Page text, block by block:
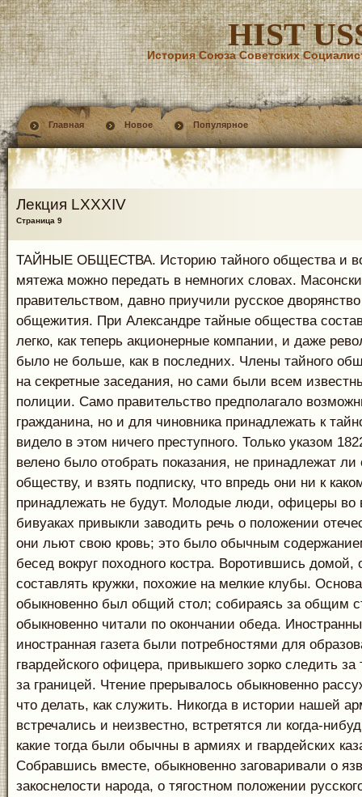
HIST
История Союза Советских
Главная Новое Популярное
Лекция LXXXIV
Страница 9
ТАЙНЫЕ ОБЩЕСТВА. Историю тайного общества и
мятежа можно передать в немногих словах.
правительством, давно приучили русское
общежития. При Александре тайные общества
легко, как теперь акционерные компании, и даже
было не больше, как в последних. Члены тайного
на секретные заседания, но сами были всем
полиции. Само правительство предполагало
гражданина, но и для чиновника принадлежать к
видело в этом ничего преступного. Только указом
велено было отобрать показания, не принадлежат ли
обществу, и взять подписку, что впредь они ни к
принадлежать не будут. Молодые люди, офицеры во
бивуаках привыкли заводить речь о положении
они льют свою кровь; это было обычным
бесед вокруг походного костра. Воротившись
составлять кружки, похожие на мелкие клубы.
обыкновенно был общий стол; собираясь за общим
обыкновенно читали по окончании обеда.
иностранная газета были потребностями для
гвардейского офицера, привыкшего зорко следить
за границей. Чтение прерывалось обыкновенно
что делать, как служить. Никогда в истории нашей
встречались и неизвестно, встретятся ли когда-
какие тогда были обычны в армиях и гвардейских
Собравшись вместе, обыкновенно заговаривали о
закоснелости народа, о тягостном положении